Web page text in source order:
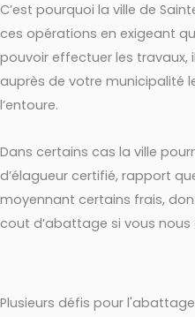
C’est pourquoi la ville de
ces opérations en exigeant
pouvoir effectuer les
auprès de votre municipalité
l’entoure.
Dans certains cas la ville
d’élagueur certifié, rapport
moyennant certains frais,
cout d’abattage si vous
Plusieurs défis pour